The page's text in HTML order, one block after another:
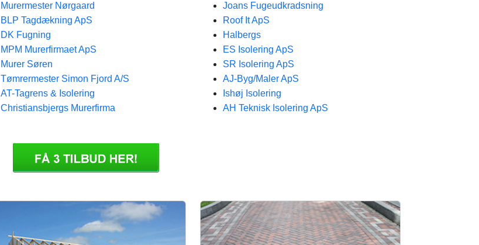
Murermester Nørgaard
BLP Tagdækning ApS
DK Fugning
MPM Murerfirmaet ApS
Murer Søren
Tømrermester Simon Fjord A/S
AT-Tagrens & Isolering
Christiansbjergs Murerfirma
Joans Fugeudkradsning
Roof It ApS
Halbergs
ES Isolering ApS
SR Isolering ApS
AJ-Byg/Maler ApS
Ishøj Isolering
AH Teknisk Isolering ApS